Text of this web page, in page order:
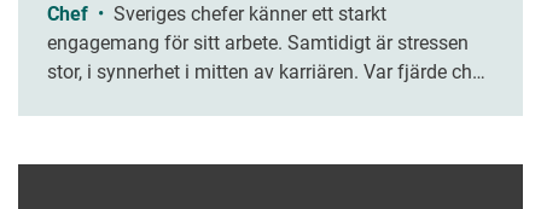
Chef •
engagemang för sitt arbete. Samtidigt är stressen
stor, i synnerhet i mitten av karriären. Var fjärde chef